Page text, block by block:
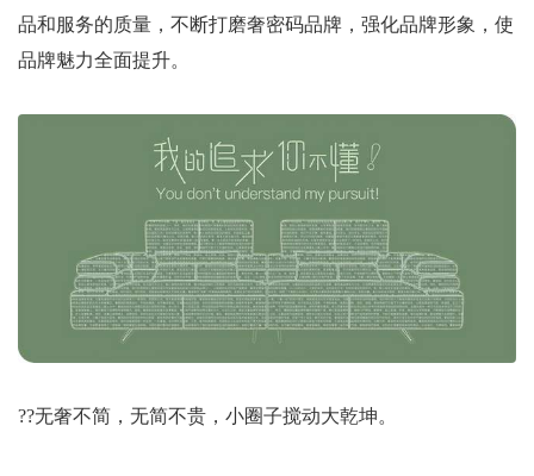
品和服务的质量，不断打磨奢密码品牌，强化品牌形象，使
品牌魅力全面提升。
??无奢不简，无简不贵，小圈子搅动大乾坤。